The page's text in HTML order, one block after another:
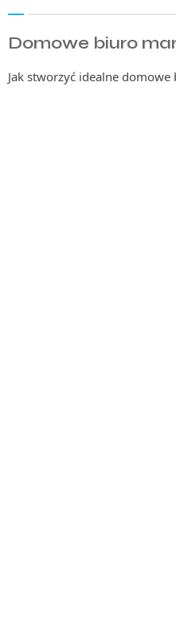
Domowe biuro
Jak stworzyć idealne